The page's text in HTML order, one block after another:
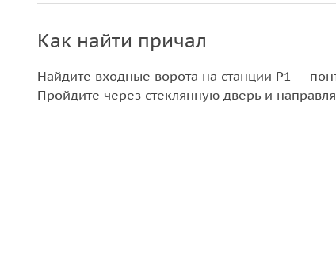
Как найти причал
Найдите входные ворота на станции P1 —
Пройдите через стеклянную дверь и